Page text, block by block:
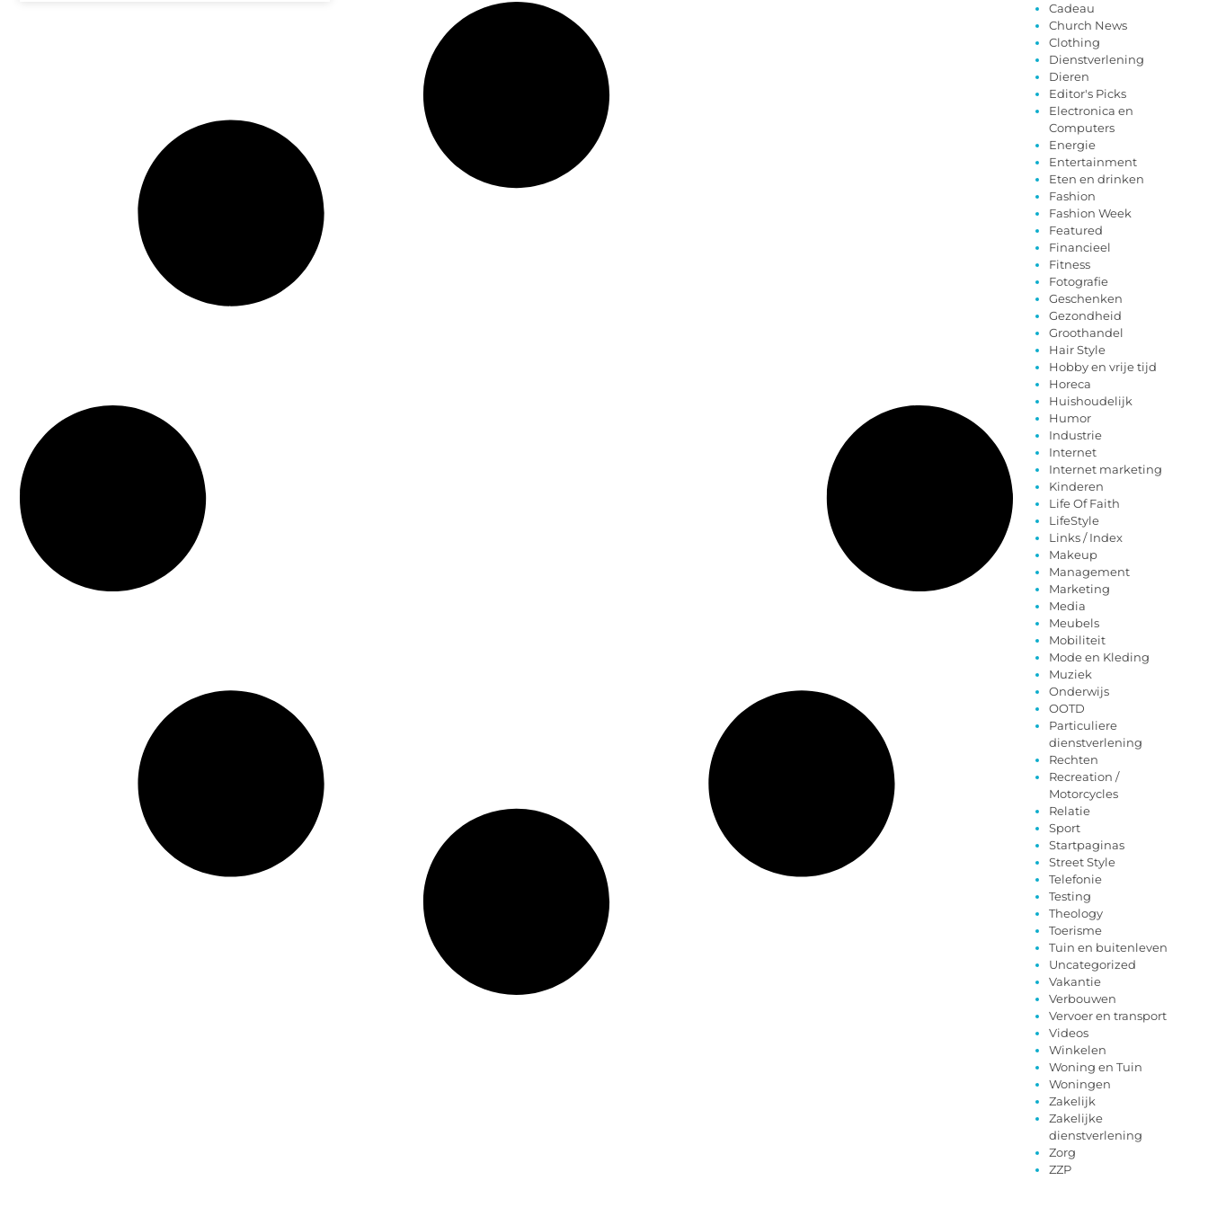
Cadeau
Church News
Clothing
Dienstverlening
Dieren
Editor's Picks
Electronica en
Computers
Energie
Entertainment
Eten en drinken
Fashion
Fashion Week
Featured
Financieel
Fitness
Fotografie
Geschenken
Gezondheid
Groothandel
Hair Style
Hobby en vrije tijd
Horeca
Huishoudelijk
Humor
Industrie
Internet
Internet marketing
Kinderen
Life Of Faith
LifeStyle
Links / Index
Makeup
Management
Marketing
Media
Meubels
Mobiliteit
Mode en Kleding
Muziek
Onderwijs
OOTD
Particuliere
dienstverlening
Rechten
Recreation /
Motorcycles
Relatie
Sport
Startpaginas
Street Style
Telefonie
Testing
Theology
Toerisme
Tuin en buitenleven
Uncategorized
Vakantie
Verbouwen
Vervoer en transport
Videos
Winkelen
Woning en Tuin
Woningen
Zakelijk
Zakelijke
dienstverlening
Zorg
ZZP